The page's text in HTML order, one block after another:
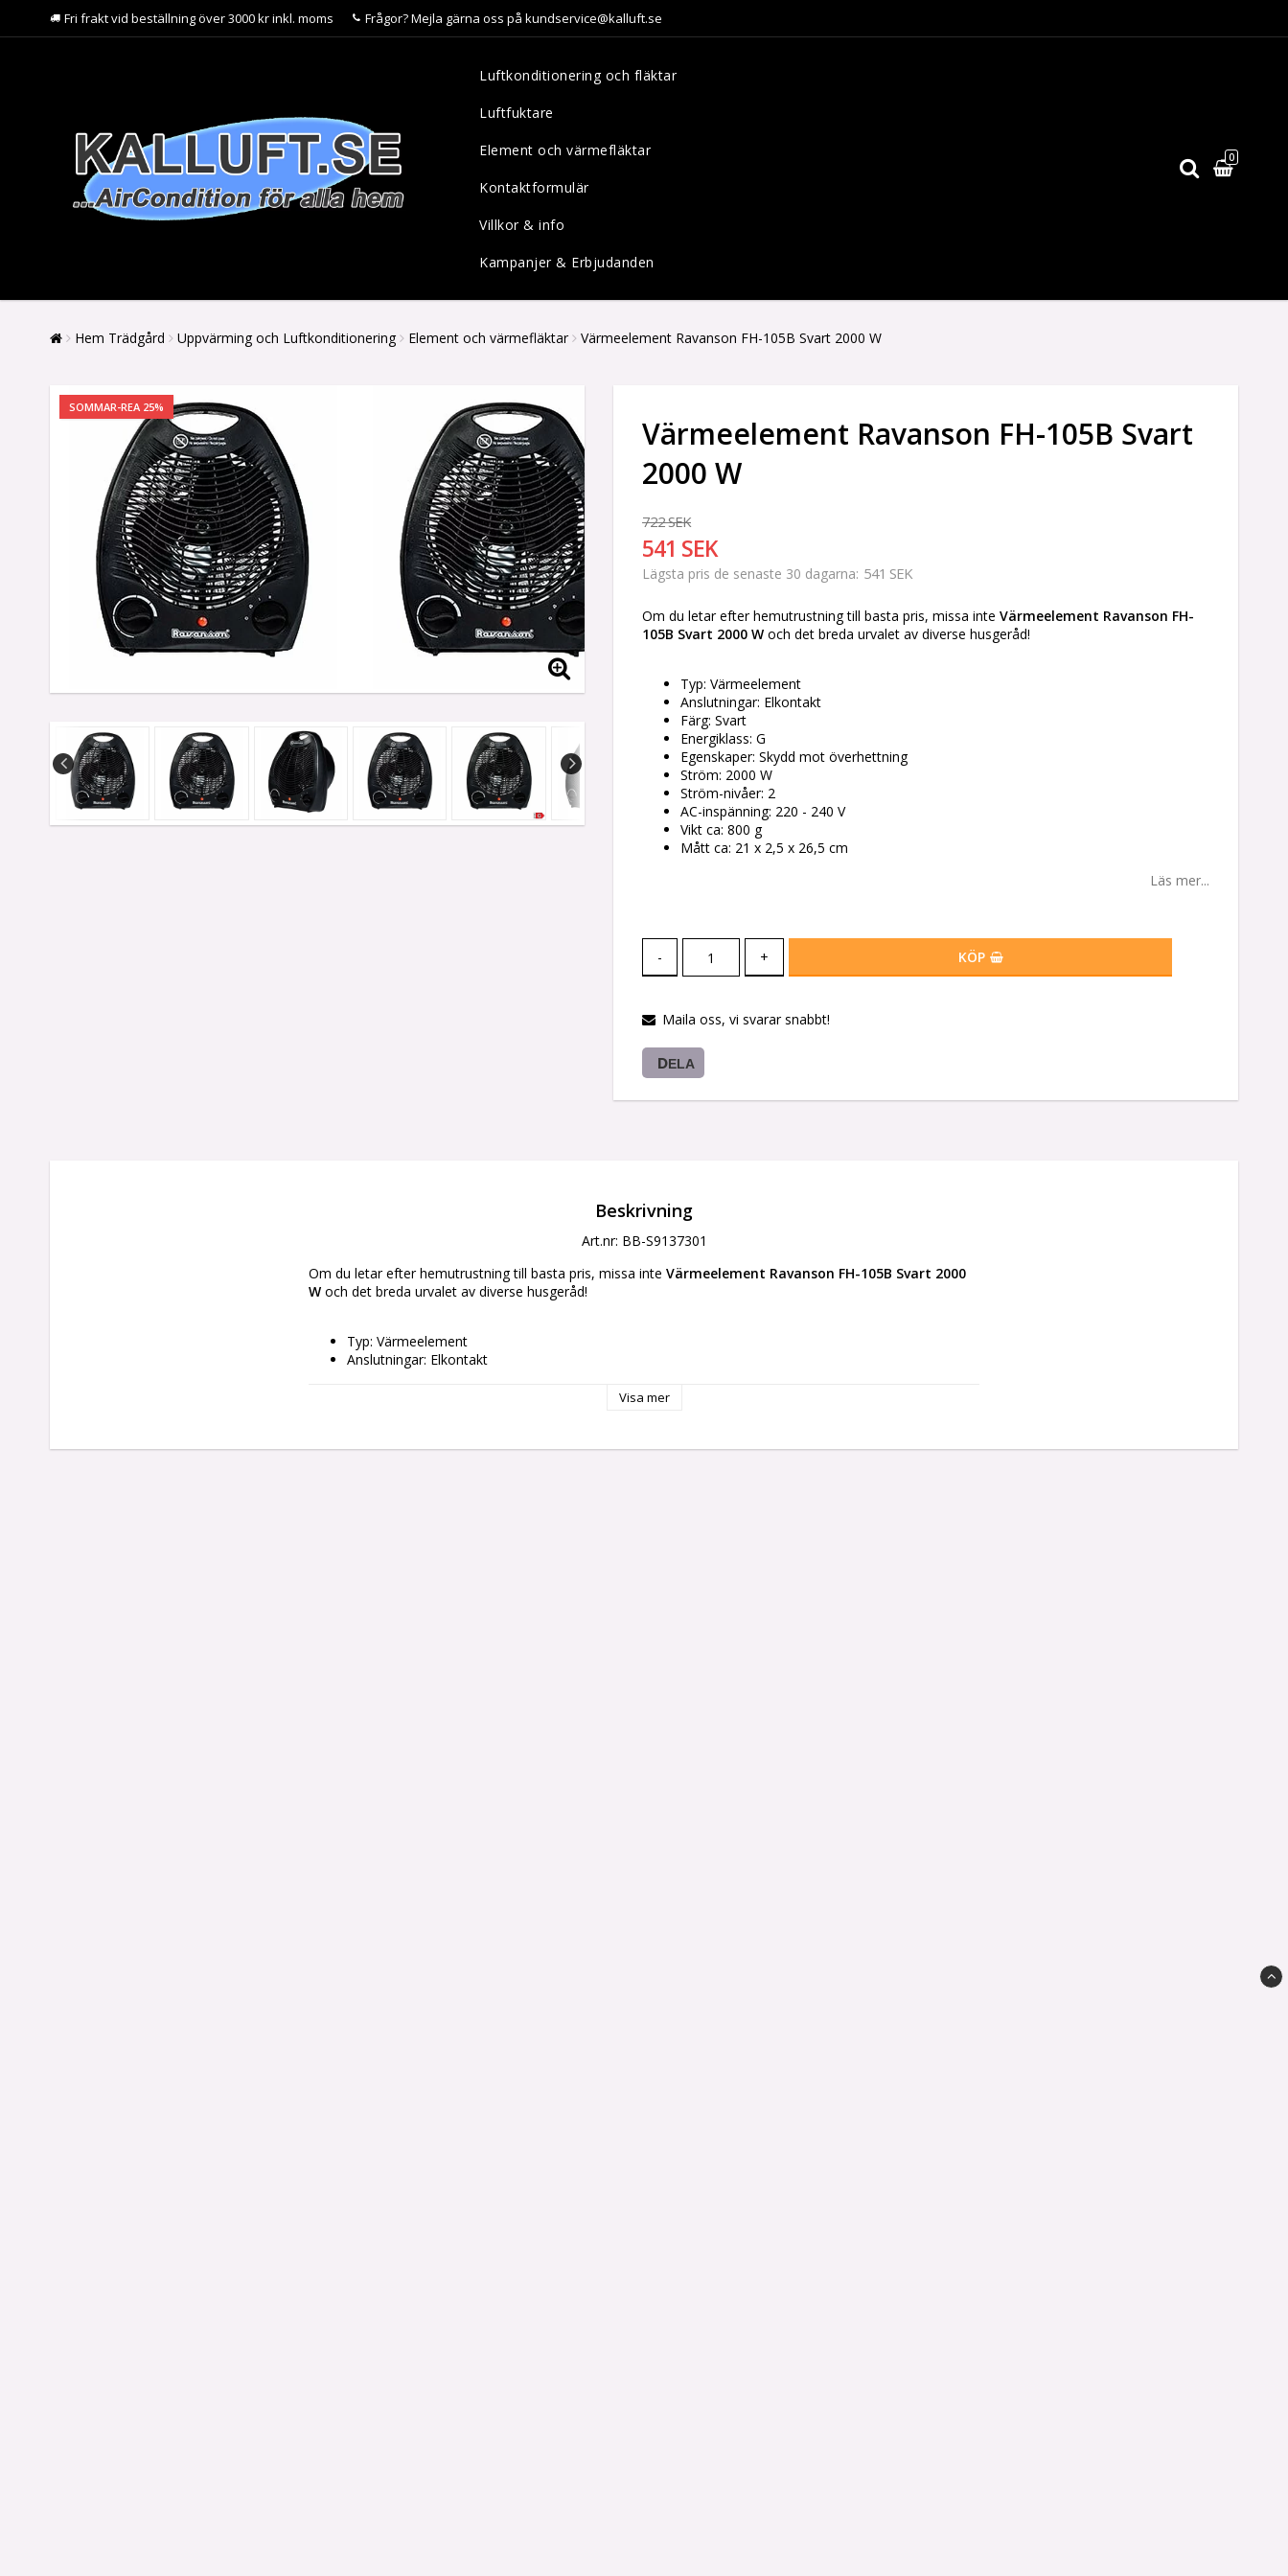
Fri frakt vid beställning över 3000 kr inkl. moms Frågor? Mejla gärna oss på kundservice@kalluft.se
Luftkonditionering och fläktar
Luftfuktare
Element och värmefläktar
Kontaktformulär
Villkor & info
Kampanjer & Erbjudanden
0
Hem Trädgård Uppvärming och Luftkonditionering Element och värmefläktar Värmeelement Ravanson FH-105B Svart 2000 W
SOMMAR-REA 25%
Värmeelement Ravanson FH-105B Svart
2000 W
722 SEK
541 SEK
Lägsta pris de senaste 30 dagarna 541 SEK
Om du letar efter hemutrustning till basta pris, missa inte Värmeelement Ravanson FH-
105B Svart 2000 W och det breda urvalet av diverse husgeråd!
Typ: Värmeelement
Anslutningar: Elkontakt
Färg: Svart
Energiklass: G
Egenskaper: Skydd mot överhettning
Ström: 2000 W
Ström-nivåer: 2
AC-inspänning: 220 - 240 V
Vikt ca: 800 g
Mått ca: 21 x 2,5 x 26,5 cm
Läs mer...
- + KÖP
Maila oss, vi svarar snabbt!
DELA
Beskrivning
Art.nr: BB-S9137301
Om du letar efter hemutrustning till basta pris, missa inte Värmeelement Ravanson FH-105B Svart 2000
W och det breda urvalet av diverse husgeråd!
Typ: Värmeelement
Anslutningar: Elkontakt
Ström-nivåer: 2
Visa mer